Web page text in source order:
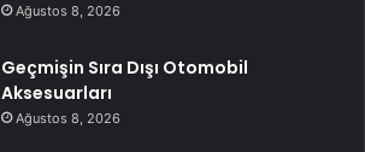
Ağustos 8, 2026
Geçmişin Sıra Dışı Otomobil
Aksesuarları
Ağustos 8, 2026